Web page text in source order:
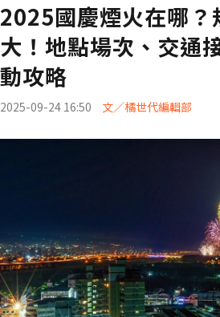
2025國慶煙火在哪？
大！地點場次、交通
動攻略
2025-09-24 16:50 文／橘世代編輯部